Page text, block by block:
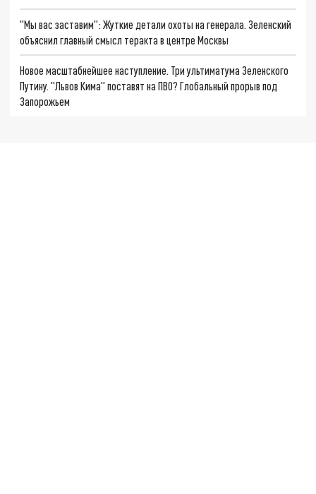
"Мы вас заставим": Жуткие детали охоты на генерала. Зеленский
объяснил главный смысл теракта в центре Москвы
Новое масштабнейшее наступление. Три ультиматума Зеленского
Путину. "Львов Кима" поставят на ПВО? Глобальный прорыв под
Запорожьем